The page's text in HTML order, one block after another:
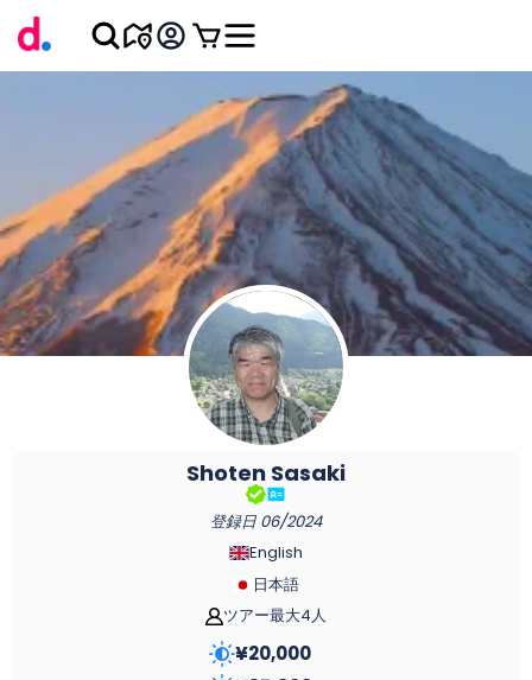
Shoten Sasaki
登録日 06/2024
English
日本語
ツアー最大4人
¥20,000